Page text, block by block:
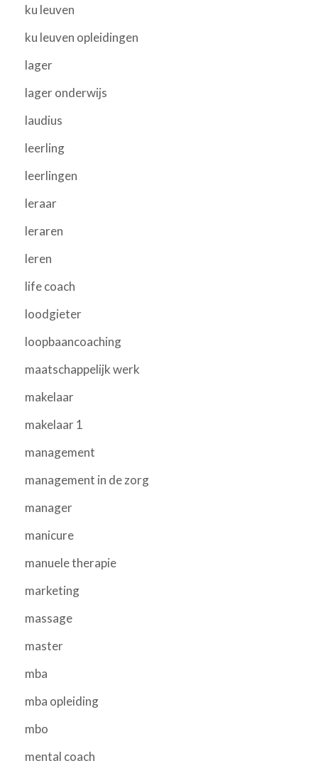
ku leuven
ku leuven opleidingen
lager
lager onderwijs
laudius
leerling
leerlingen
leraar
leraren
leren
life coach
loodgieter
loopbaancoaching
maatschappelijk werk
makelaar
makelaar 1
management
management in de zorg
manager
manicure
manuele therapie
marketing
massage
master
mba
mba opleiding
mbo
mental coach